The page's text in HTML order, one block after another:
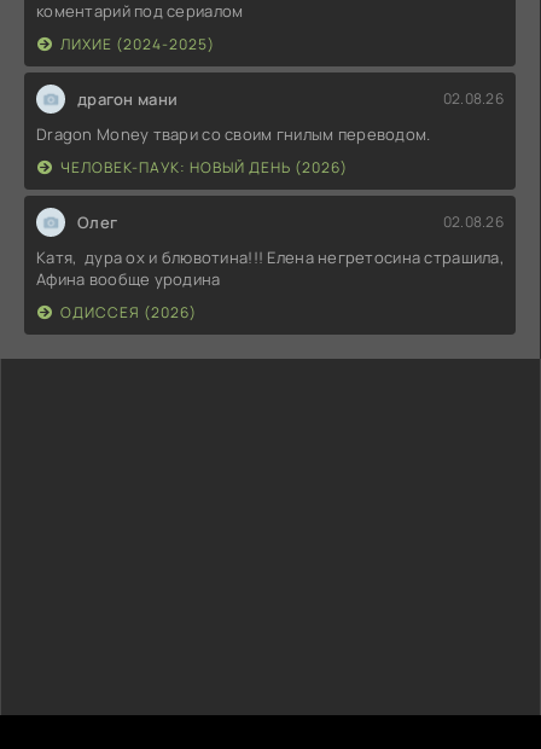
коментарий под сериалом
ЛИХИЕ (2024-2025)
драгон мани 02.08.26
Dragon Money твари со своим гнилым переводом.
ЧЕЛОВЕК-ПАУК: НОВЫЙ ДЕНЬ (2026)
Олег 02.08.26
Катя, дура ох и блювотина!!! Елена негретосина страшила,
Афина вообще уродина
ОДИССЕЯ (2026)